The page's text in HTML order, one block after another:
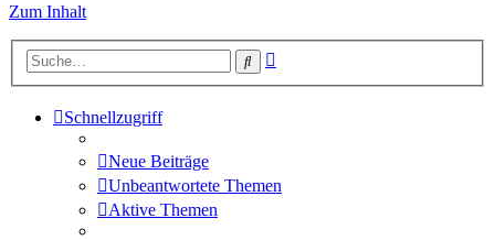
Zum Inhalt
Suche
Schnellzugriff
Neue Beiträge
Unbeantwortete Themen
Aktive Themen